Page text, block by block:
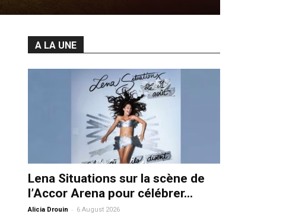
A LA UNE
Lena Situations sur la scène de
l’Accor Arena pour célébrer...
Alicia Drouin - 6 August 2026